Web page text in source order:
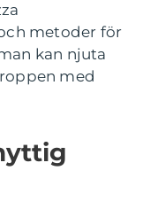
metoder för
kan njuta
med